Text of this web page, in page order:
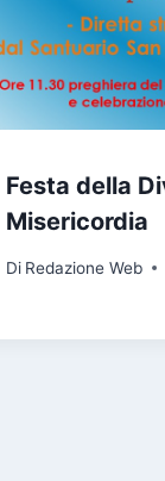
Festa della
Misericordia
Di Redazione Web